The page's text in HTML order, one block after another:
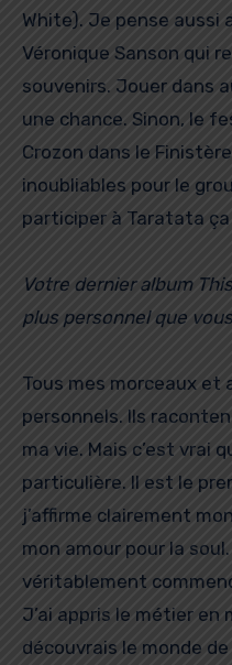
White). Je pense aussi
Véronique Sanson qui
souvenirs. Jouer dans
une chance. Sinon, le
Crozon dans le
inoubliables pour le
participer à Taratata
Votre dernier album
plus personnel que
Tous mes morceaux et
personnels. Ils
ma vie. Mais c’est vrai
particulière. Il est le
j’affirme clairement
mon amour pour la
véritablement
J’ai appris le métier en
découvrais le monde